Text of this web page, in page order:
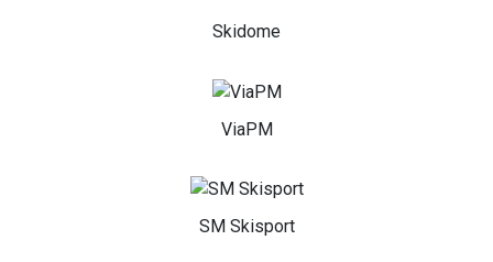
Skidome
ViaPM
SM Skisport